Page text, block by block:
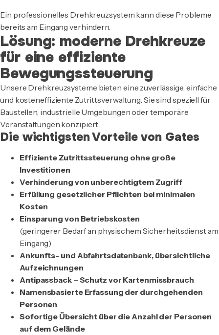
Ein professionelles Drehkreuzsystem kann diese Probleme
bereits am Eingang verhindern.
Lösung: moderne Drehkreuze
für eine effiziente
Bewegungssteuerung
Unsere Drehkreuzsysteme bieten eine zuverlässige, einfache
und kosteneffiziente Zutrittsverwaltung. Sie sind speziell für
Baustellen, industrielle Umgebungen oder temporäre
Veranstaltungen konzipiert.
Die wichtigsten Vorteile von Gates
Effiziente Zutrittssteuerung ohne große
Investitionen
Verhinderung von unberechtigtem Zugriff
Erfüllung gesetzlicher Pflichten bei minimalen
Kosten
Einsparung von Betriebskosten
(geringerer Bedarf an physischem Sicherheitsdienst am
Eingang)
Ankunfts- und Abfahrtsdatenbank, übersichtliche
Aufzeichnungen
Antipassback – Schutz vor Kartenmissbrauch
Namensbasierte Erfassung der durchgehenden
Personen
Sofortige Übersicht über die Anzahl der Personen
auf dem Gelände